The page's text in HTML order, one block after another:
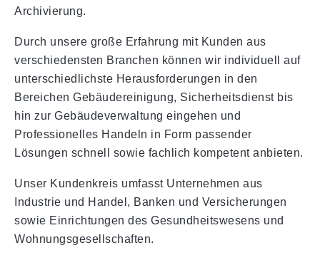
Archivierung.
Durch unsere große Erfahrung mit Kunden aus
verschiedensten Branchen können wir individuell auf
unterschiedlichste Herausforderungen in den
Bereichen Gebäudereinigung, Sicherheitsdienst bis
hin zur Gebäudeverwaltung eingehen und
Professionelles Handeln in Form passender
Lösungen schnell sowie fachlich kompetent anbieten.
Unser Kundenkreis umfasst Unternehmen aus
Industrie und Handel, Banken und Versicherungen
sowie Einrichtungen des Gesundheitswesens und
Wohnungsgesellschaften.